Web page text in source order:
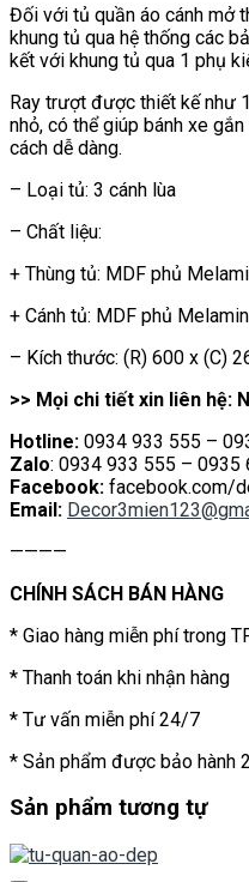
Đối với tủ quần áo cánh mở
khung tủ qua hệ thống các
kết với khung tủ qua 1 phụ
Ray trượt được thiết kế như
nhỏ, có thể giúp bánh xe
cách dễ dàng.
– Loại tủ: 3 cánh lùa
– Chất liệu:
+ Thùng tủ: MDF phủ
+ Cánh tủ: MDF phủ
– Kích thước: (R) 600 x (C)
>> Mọi chi tiết xin liên hệ:
Hotline: 0934 933 555 –
Zalo: 0934 933 555 – 0935
Facebook: facebook.com/
Email:
————
CHÍNH SÁCH BÁN HÀNG
* Giao hàng miễn phí trong
* Thanh toán khi nhận hàng
* Tư vấn miễn phí 24/7
* Sản phẩm được bảo hành
Sản phẩm tương tự